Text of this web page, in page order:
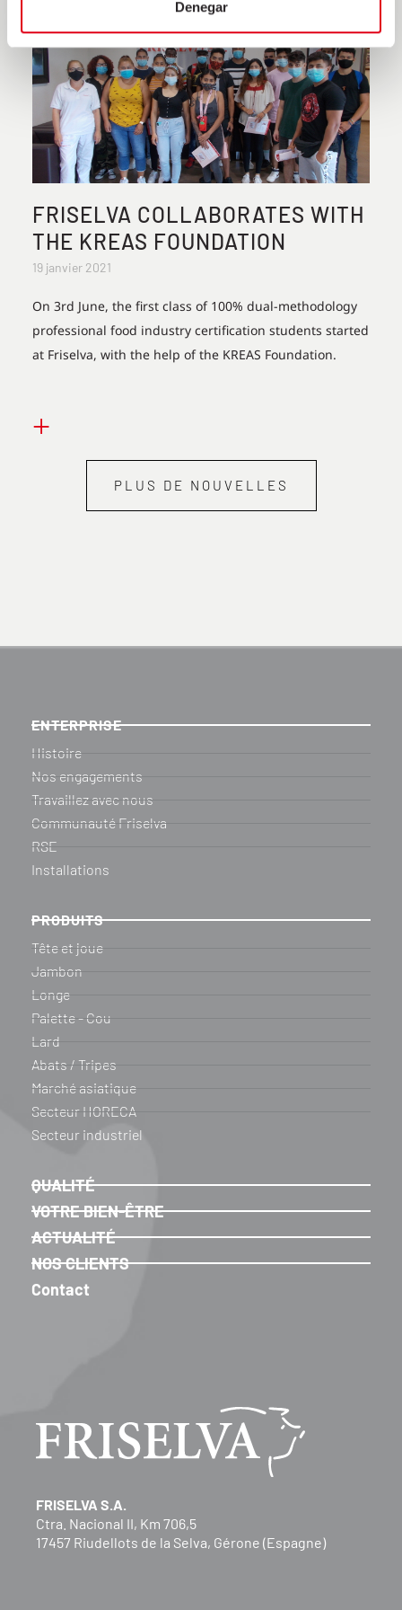
Denegar
FRISELVA COLLABORATES WITH
THE KREAS FOUNDATION
19 janvier 2021
On 3rd June, the first class of 100% dual-methodology
professional food industry certification students started
at Friselva, with the help of the KREAS Foundation.
+
PLUS DE NOUVELLES
FRISELVA S.A.
Ctra. Nacional II, Km 706,5
17457 Riudellots de la Selva, Gérone (Espagne)
ENTERPRISE
Histoire
Nos engagements
Travaillez avec nous
Communauté Friselva
RSE
Installations
PRODUITS
Tête et joue
Jambon
Longe
Palette - Cou
Lard
Abats / Tripes
Marché asiatique
Secteur HORECA
Secteur industriel
QUALITÉ
VOTRE BIEN-ÊTRE
ACTUALITÉ
NOS CLIENTS
Contact